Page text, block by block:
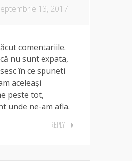
13, 2017
comentariile.
nu sunt expata,
în ce spuneti
aceleași
peste tot,
unde ne-am afla.
REPLY